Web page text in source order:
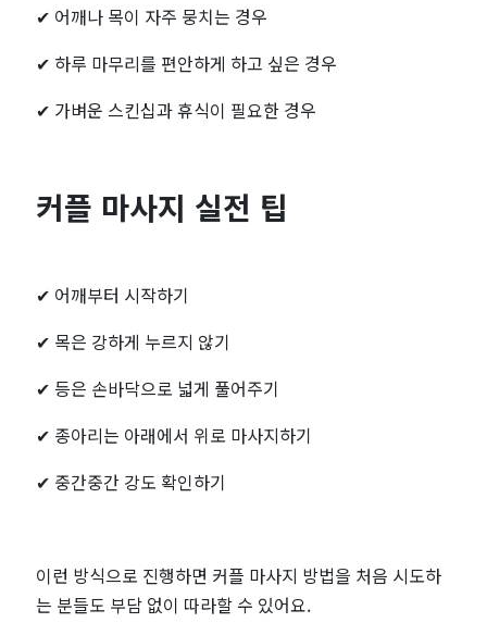
✔ 어깨나 목이 자주 뭉치는 경우
✔ 하루 마무리를 편안하게 하고 싶은 경우
✔ 가벼운 스킨십과 휴식이 필요한 경우
커플 마사지 실전 팁
✔ 어깨부터 시작하기
✔ 목은 강하게 누르지 않기
✔ 등은 손바닥으로 넓게 풀어주기
✔ 종아리는 아래에서 위로 마사지하기
✔ 중간중간 강도 확인하기
이런 방식으로 진행하면 커플 마사지 방법을 처음 시도하
는 분들도 부담 없이 따라할 수 있어요.